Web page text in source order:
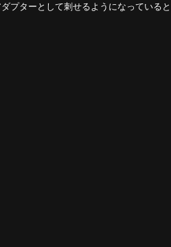
プターとして刺せるようになっている